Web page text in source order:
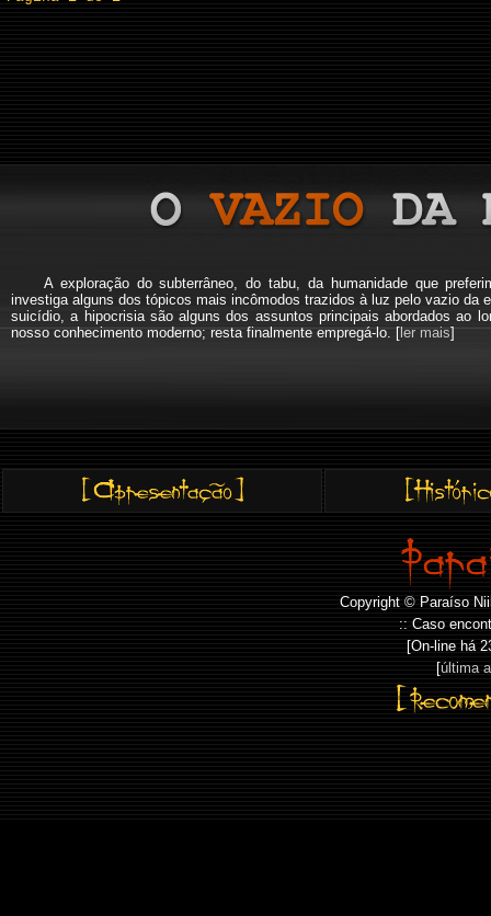
A exploração do subterrâneo, do tabu, da humanidade que
investiga alguns dos tópicos mais incômodos trazidos à luz pelo vazio da
suicídio, a hipocrisia são alguns dos assuntos principais abordados ao
nosso conhecimento moderno; resta finalmente empregá-lo. [ler mais]
Copyright © Paraíso
:: Caso
[On-line há
[última